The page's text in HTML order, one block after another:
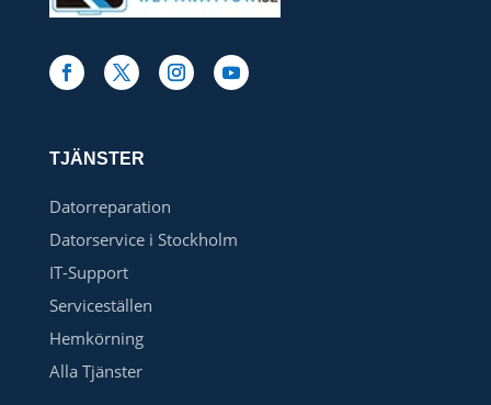
TJÄNSTER
Datorreparation
Datorservice i Stockholm
IT-Support
Serviceställen
Hemkörning
Alla Tjänster